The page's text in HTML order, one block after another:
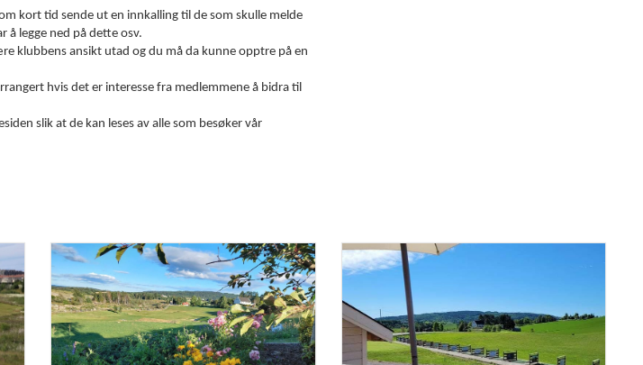
kort tid sende ut en innkalling til de som skulle melde
å legge ned på dette osv.
klubbens ansikt utad og du må da kunne opptre på en
hvis det er interesse fra medlemmene å bidra til
slik at de kan leses av alle som besøker vår